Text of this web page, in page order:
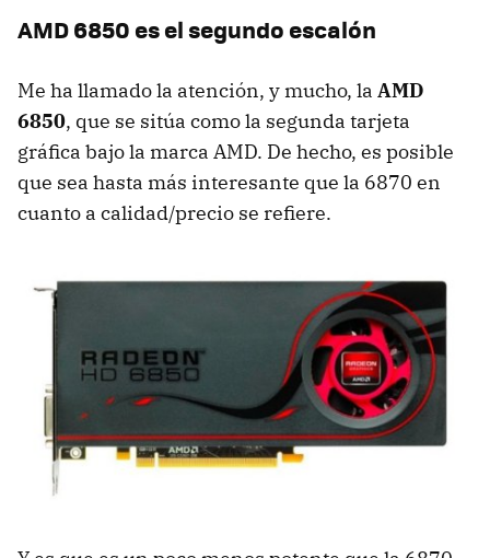
AMD6850 es el segundo escalón
Me ha llamado la atención, y mucho, la AMD
6850, que se sitúa como la segunda tarjeta
gráfica bajo la marca AMD. De hecho, es posible
que sea hasta más interesante que la 6870 en
cuanto a calidad/precio se refiere.